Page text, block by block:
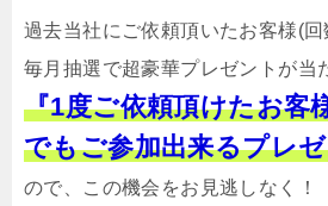
過去当社にご依頼頂いたお客様(回
毎月抽選で超豪華プレゼントが当
『1度ご依頼頂けたお客
でもご参加出来るプレ
ので、この機会をお見逃しなく！